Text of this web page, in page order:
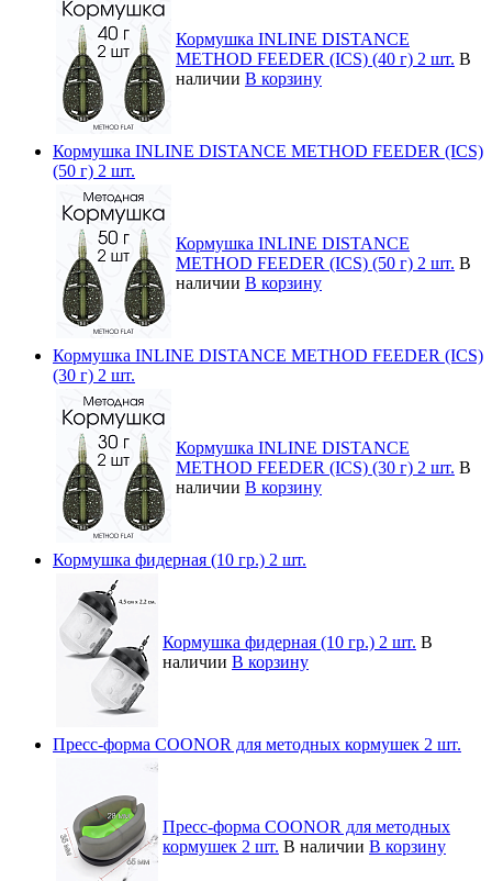
Кормушка INLINE DISTANCE
METHOD FEEDER (ICS) (40 г) 2 шт. В
наличии В корзину
Кормушка INLINE DISTANCE METHOD FEEDER (ICS)
(50 г) 2 шт.
Кормушка INLINE DISTANCE
METHOD FEEDER (ICS) (50 г) 2 шт. В
наличии В корзину
Кормушка INLINE DISTANCE METHOD FEEDER (ICS)
(30 г) 2 шт.
Кормушка INLINE DISTANCE
METHOD FEEDER (ICS) (30 г) 2 шт. В
наличии В корзину
Кормушка фидерная (10 гр.) 2 шт.
Кормушка фидерная (10 гр.) 2 шт. В
наличии В корзину
Пресс-форма COONOR для методных кормушек 2 шт.
Пресс-форма COONOR для методных
кормушек 2 шт. В наличии В корзину